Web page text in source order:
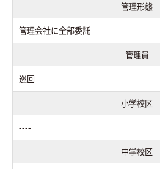
管理形態
管理会社に全部委託
管理員
巡回
小学校区
----
中学校区